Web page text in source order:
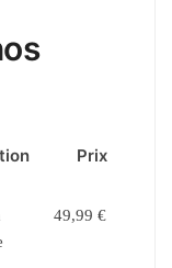
Prix
49,99 €